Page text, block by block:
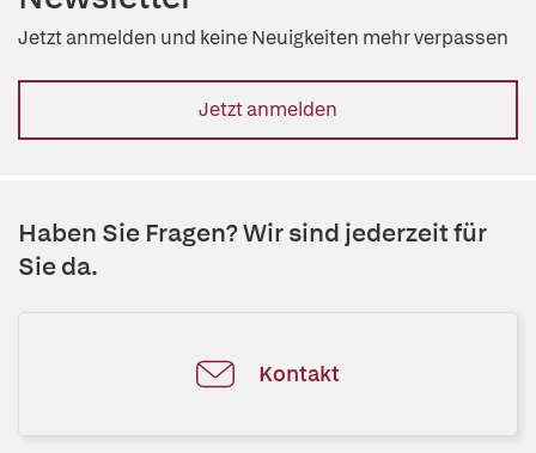
Jetzt anmelden und keine Neuigkeiten mehr verpassen
Jetzt anmelden
Haben Sie Fragen? Wir sind jederzeit für
Sie da.
Kontakt